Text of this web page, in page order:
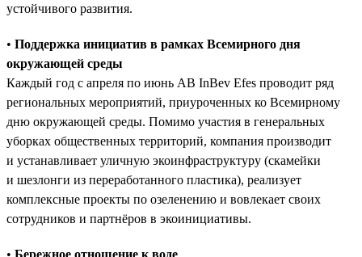
устойчивого развития.
• Поддержка инициатив в рамках Всемирного дня
окружающей среды
Каждый год с апреля по июнь AB InBev Efes проводит ряд
региональных мероприятий, приуроченных ко Всемирному
дню окружающей среды. Помимо участия в генеральных
уборках общественных территорий, компания производит
и устанавливает уличную экоинфраструктуру (скамейки
и шезлонги из переработанного пластика), реализует
комплексные проекты по озеленению и вовлекает своих
сотрудников и партнёров в экоинициативы.
• Бережное отношение к воде